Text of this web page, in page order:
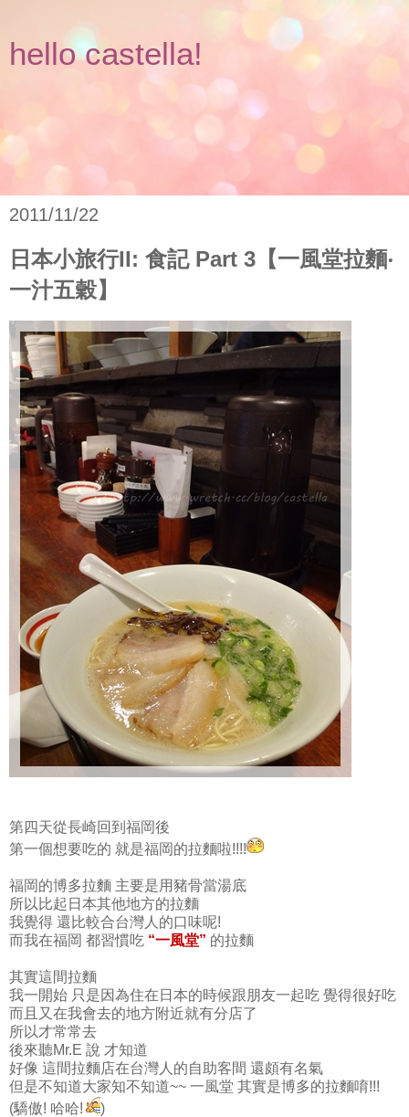
hello castella!
2011/11/22
日本小旅行II: 食記 Part 3【一風堂拉麵‧
一汁五穀】
第四天從長崎回到福岡後
第一個想要吃的 就是福岡的拉麵啦!!!!
福岡的博多拉麵 主要是用豬骨當湯底
所以比起日本其他地方的拉麵
我覺得 還比較合台灣人的口味呢!
而我在福岡 都習慣吃 “一風堂” 的拉麵
其實這間拉麵
我一開始 只是因為住在日本的時候跟朋友一起吃 覺得很好吃
而且又在我會去的地方附近就有分店了
所以才常常去
後來聽Mr.E 說 才知道
好像 這間拉麵店在台灣人的自助客間 還頗有名氣
但是不知道大家知不知道~~ 一風堂 其實是博多的拉麵唷!!!
(驕傲! 哈哈!
)